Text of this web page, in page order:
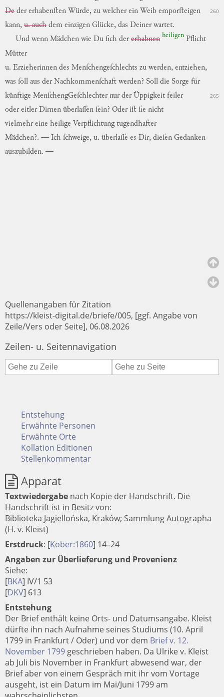
De der erhabenſten Würde, zu welcher ein Weib emporſteigen 260
kann, u. auch dem einzigen Glücke, das Deiner wartet.
Und wenn Mädchen wie Du ſich dererhabnen heiligen Pflicht
Mütter
u. Erzieherinnen des Menſchengeſchlechts zu werden, entziehen,
was ſoll aus der Nachkommenſchaft werden? Soll die Sorge für
künftige MenſchengGeſchlechter nur der Üppigkeit feiler 265
oder eitler Dirnen überlaſſen ſein? Oder iſt ſie nicht
vielmehr eine heilige Verpflichtung tugendhafter
Mädchen?. — Ich ſchweige, u. überlaſſe es Dir, dieſen Gedanken
auszubilden. —
Quellenangaben für Zitation
https://kleist-digital.de/briefe/005, [ggf. Angabe von
Zeile/Vers oder Seite], 06.08.2026
Zeilen- u. Seitennavigation
Entstehung
Erwähnte Personen
Erwähnte Orte
Kollation Editionen
Stellenkommentar
Apparat
Textwiedergabe nach Kopie der Handschrift. Die
Handschrift ist in Besitz von:
Biblioteka Jagiellońska, Kraków; Sammlung Autographa
(H. v. Kleist)
Erstdruck: [Kober:1860] 14–24
Angaben zur Überlieferung und Provenienz
Siehe:
[BKA] IV/1 53
[DKV] 613
Entstehung
Der Brief enthält keine Orts- und Datumsangabe. Kleist
dürfte ihn nach Aufnahme seines Studiums (10. April
1799 in Frankfurt / Oder) und vor dem Brief v. 12.
November 1799 geschrieben haben. Da Ulrike v. Kleist
ab Juli bis November in Frankfurt abwesend war, der
Brief aber von einem Gespräch mit ihr vom Vortage
ausgeht, ist ein Datum im Mai/Juni 1799 am